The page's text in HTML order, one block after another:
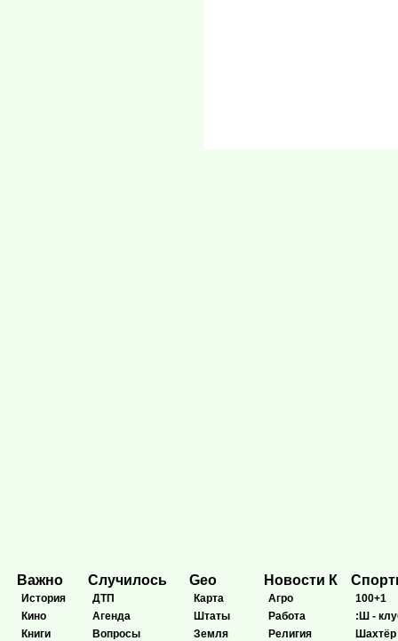
Важно
История
Кино
Книги
Случилось
ДТП
Агенда
Вопросы
Geo
Карта
Штаты
Земля
Новости К
Агро
Работа
Религия
100+1
:Ш -
Шахтёр